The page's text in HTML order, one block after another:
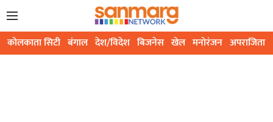
कोलकाता सिटी बंगाल देश/विदेश बिजनेस खेल मनोरंजन अपराजिता